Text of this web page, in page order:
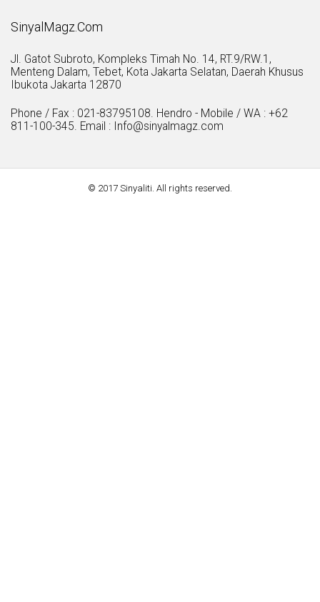
SinyalMagz.Com
Jl. Gatot Subroto, Kompleks Timah No. 14, RT.9/RW.1,
Menteng Dalam, Tebet, Kota Jakarta Selatan, Daerah Khusus
Ibukota Jakarta 12870
Phone / Fax : 021-83795108. Hendro - Mobile / WA : +62
811-100-345. Email : Info@sinyalmagz.com
© 2017 Sinyaliti. All rights reserved.